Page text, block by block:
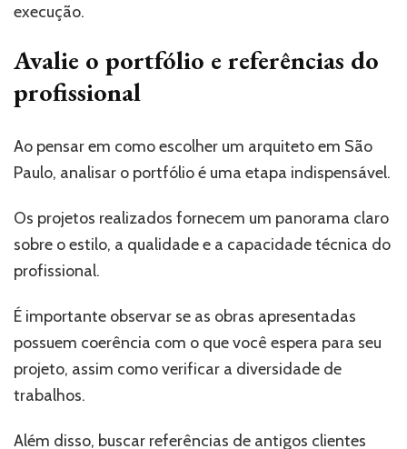
execução.
Avalie o portfólio e referências do
profissional
Ao pensar em como escolher um arquiteto em São
Paulo, analisar o portfólio é uma etapa indispensável.
Os projetos realizados fornecem um panorama claro
sobre o estilo, a qualidade e a capacidade técnica do
profissional.
É importante observar se as obras apresentadas
possuem coerência com o que você espera para seu
projeto, assim como verificar a diversidade de
trabalhos.
Além disso, buscar referências de antigos clientes